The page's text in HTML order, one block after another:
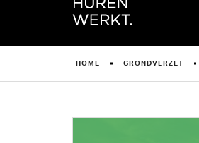
HOME GRONDVERZET